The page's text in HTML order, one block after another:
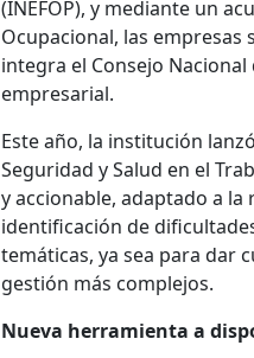
(INEFOP), y mediante un
Ocupacional, las empresas
integra el Consejo
empresarial.
Este año, la institución
Seguridad y Salud en el
y accionable, adaptado a
identificación de
temáticas, ya sea para dar
gestión más complejos.
Nueva herramienta a